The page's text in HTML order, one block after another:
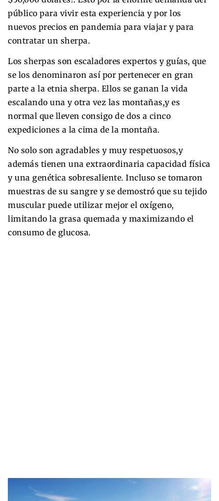
público para vivir esta experiencia y por los
nuevos precios en pandemia para viajar y para
contratar un sherpa.
Los sherpas son escaladores expertos y guías, que
se los denominaron así por pertenecer en gran
parte a la etnia sherpa. Ellos se ganan la vida
escalando una y otra vez las montañas,y es
normal que lleven consigo de dos a cinco
expediciones a la cima de la montaña.
No solo son agradables y muy respetuosos,y
además tienen una extraordinaria capacidad física
y una genética sobresaliente. Incluso se tomaron
muestras de su sangre y se demostró que su tejido
muscular puede utilizar mejor el oxígeno,
limitando la grasa quemada y maximizando el
consumo de glucosa.